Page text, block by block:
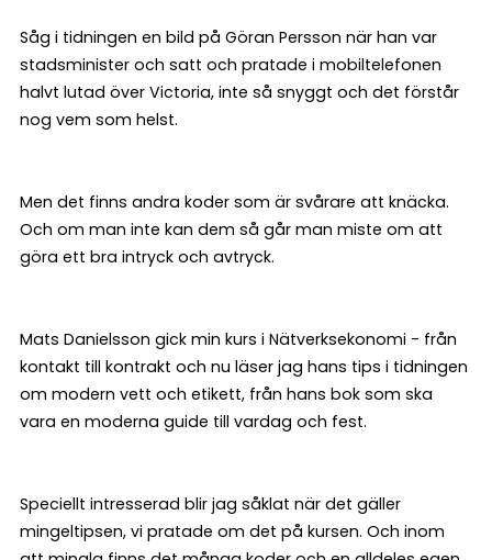
Såg i tidningen en bild på Göran Persson när han var
stadsminister och satt och pratade i mobiltelefonen
halvt lutad över Victoria, inte så snyggt och det förstår
nog vem som helst.
Men det finns andra koder som är svårare att knäcka.
Och om man inte kan dem så går man miste om att
göra ett bra intryck och avtryck.
Mats Danielsson gick min kurs i Nätverksekonomi - från
kontakt till kontrakt och nu läser jag hans tips i tidningen
om modern vett och etikett, från hans bok som ska
vara en moderna guide till vardag och fest.
Speciellt intresserad blir jag såklat när det gäller
mingeltipsen, vi pratade om det på kursen. Och inom